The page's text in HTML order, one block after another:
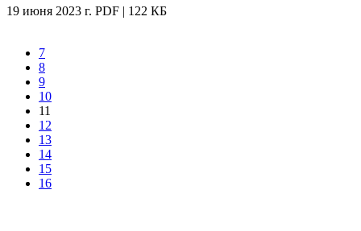
19 июня 2023 г. PDF | 122 КБ
7
8
9
10
11
12
13
14
15
16